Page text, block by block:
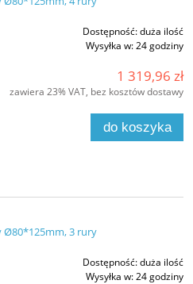
Dostępność:duża ilość
Wysyłka w:24 godziny
1 319,96 zł
zawiera 23% VAT, bez kosztów dostawy
do koszyka
Ø80*125mm, 3 rury
Dostępność:duża ilość
Wysyłka w:24 godziny